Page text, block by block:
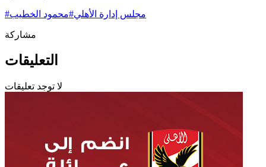
# مجلس إدارة الأهلي#محمود الخطيب
مشاركة
التعليقات
لا توجد تعليقات